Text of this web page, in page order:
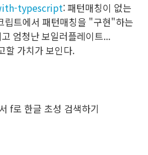
typescript: 패턴매칭이 없는
립트에서 패턴매칭을 "구현"하는
엄청난 보일러플레이트...
할 가치가 보인다.
f로 한글 초성 검색하기